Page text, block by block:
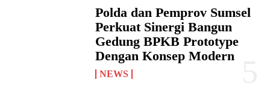
Polda dan Pemprov Sumsel
Perkuat Sinergi Bangun
Gedung BPKB Prototype
Dengan Konsep Modern
NEWS